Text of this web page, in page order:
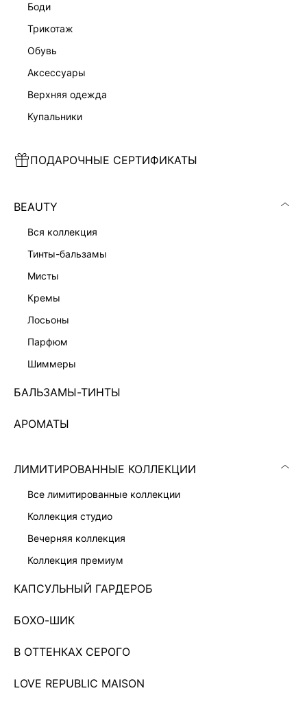
боди
трикотаж
обувь
аксессуары
верхняя одежда
купальники
ПОДАРОЧНЫЕ СЕРТИФИКАТЫ
BEAUTY
вся коллекция
тинты-бальзамы
мисты
кремы
лосьоны
парфюм
шиммеры
БАЛЬЗАМЫ-ТИНТЫ
АРОМАТЫ
ЛИМИТИРОВАННЫЕ КОЛЛЕКЦИИ
все лимитированные коллекции
коллекция студио
вечерняя коллекция
коллекция премиум
КАПСУЛЬНЫЙ ГАРДЕРОБ
БОХО-ШИК
В ОТТЕНКАХ СЕРОГО
LOVE REPUBLIC MAISON
11 999 ₽ -58%4 999 ₽